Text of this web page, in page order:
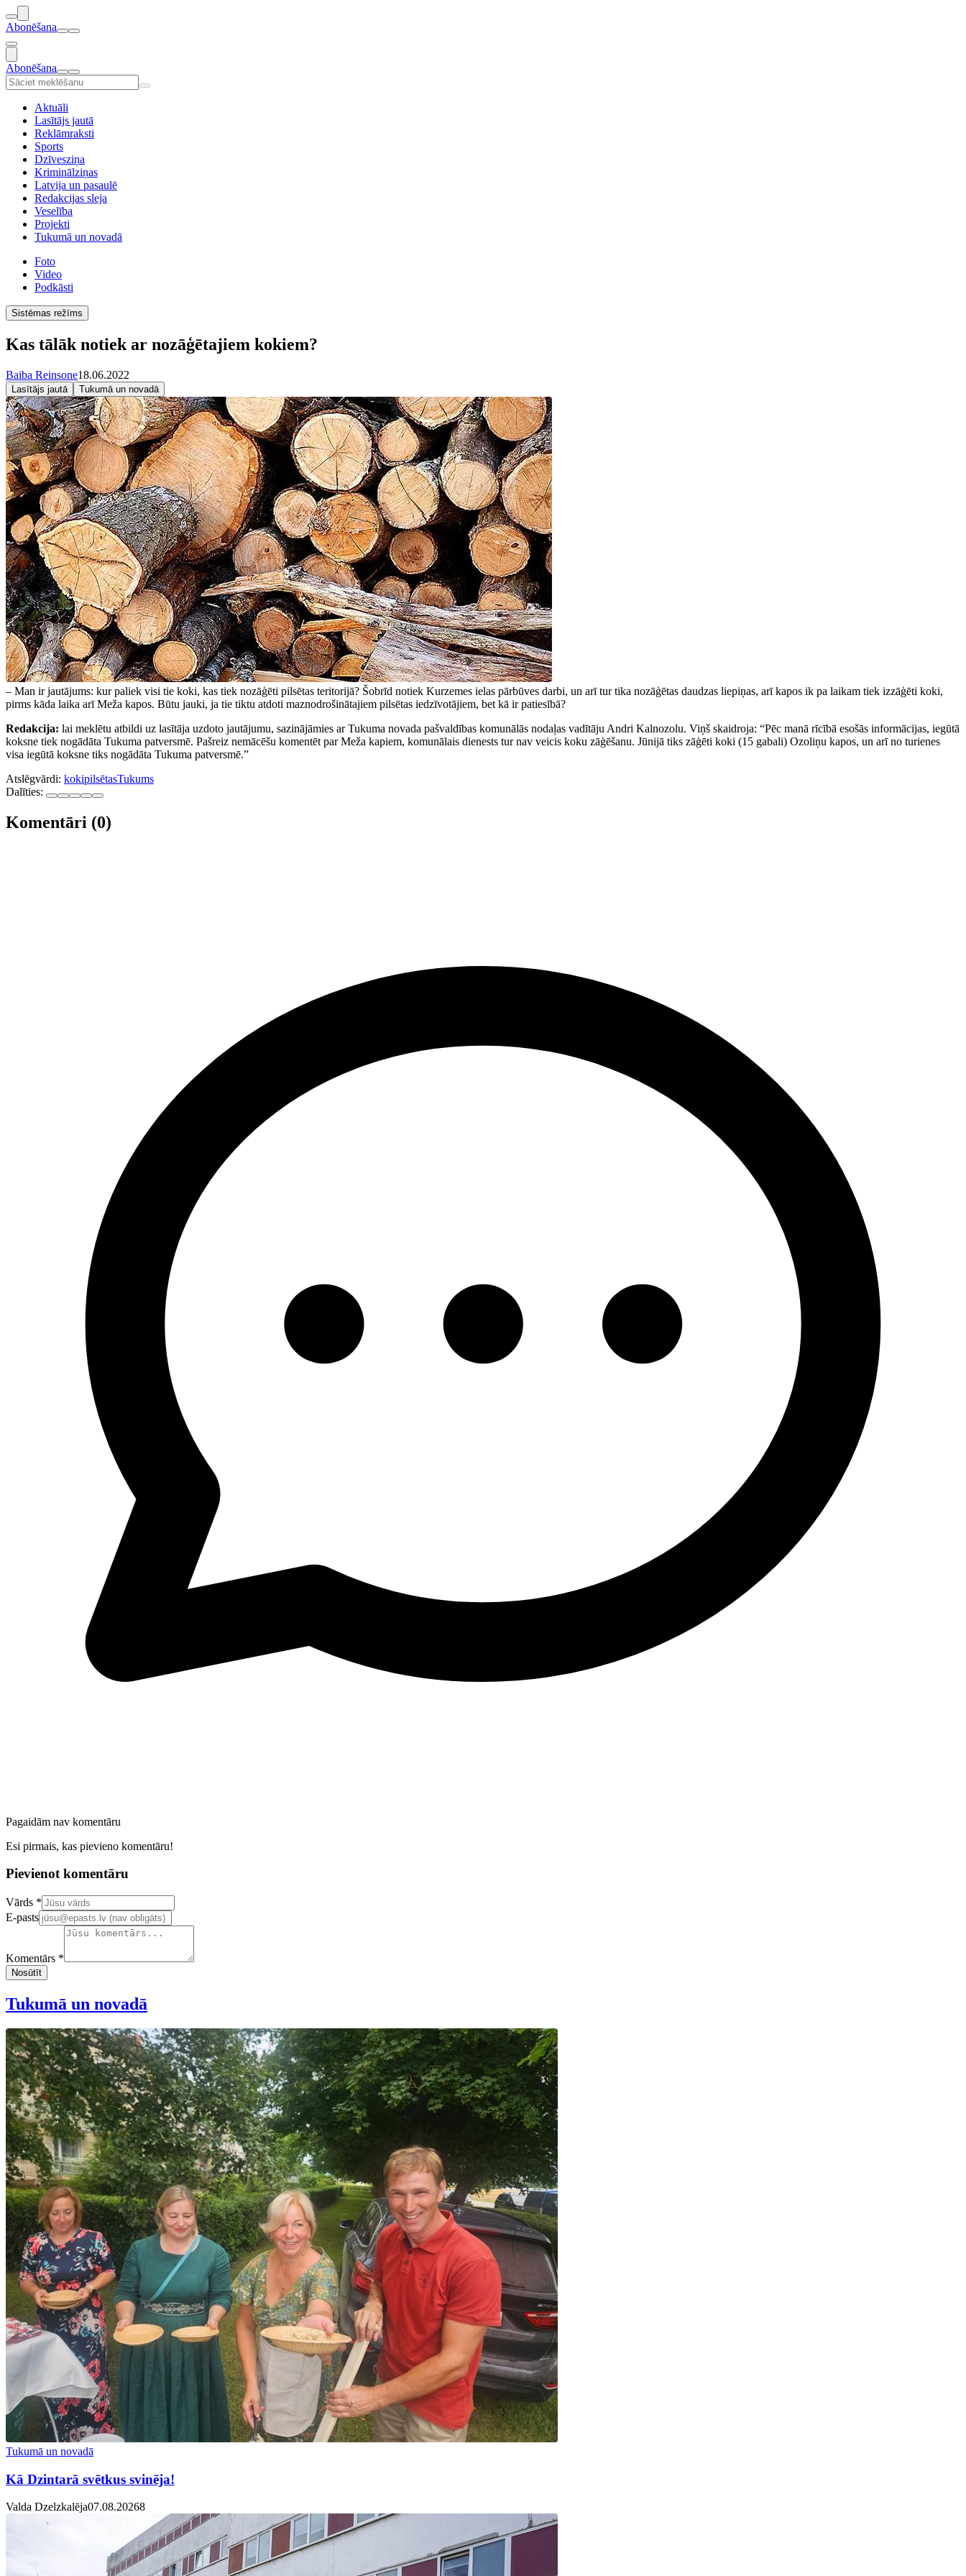
Abonēšana
Abonēšana
Aktuāli
Lasītājs jautā
Reklāmraksti
Sports
Dzīvesziņa
Kriminālziņas
Latvija un pasaulē
Redakcijas sleja
Veselība
Projekti
Tukumā un novadā
Foto
Video
Podkāsti
Sistēmas režīms
Kas tālāk notiek ar nozāģētajiem kokiem?
Baiba Reinsone18.06.2022
Lasītājs jautā Tukumā un novadā
– Man ir jautājums: kur paliek visi tie koki, kas tiek nozāģēti pilsētas teritorijā? Šobrīd notiek Kurzemes ielas pārbūves darbi, un arī tur tika nozāģētas daudzas liepiņas, arī kapos ik pa laikam tiek izzāģēti koki,
pirms kāda laika arī Meža kapos. Būtu jauki, ja tie tiktu atdoti maznodrošinātajiem pilsētas iedzīvotājiem, bet kā ir patiesībā?
Redakcija: lai meklētu atbildi uz lasītāja uzdoto jautājumu, sazinājāmies ar Tukuma novada pašvaldības komunālās nodaļas vadītāju Andri Kalnozolu. Viņš skaidroja: “Pēc manā rīcībā esošās informācijas, iegūtā
koksne tiek nogādāta Tukuma patversmē. Pašreiz nemācēšu komentēt par Meža kapiem, komunālais dienests tur nav veicis koku zāģēšanu. Jūnijā tiks zāģēti koki (15 gabali) Ozoliņu kapos, un arī no turienes
visa iegūtā koksne tiks nogādāta Tukuma patversmē.”
Atslēgvārdi: kokipilsētasTukums
Dalīties:
Komentāri (0)
Pagaidām nav komentāru
Esi pirmais, kas pievieno komentāru!
Pievienot komentāru
Confirm your email address
Vārds *
E-pasts
Komentārs *
Nosūtīt
Tukumā un novadā
Tukumā un novadā
Kā Dzintarā svētkus svinēja!
Valda Dzelzkalēja07.08.20268